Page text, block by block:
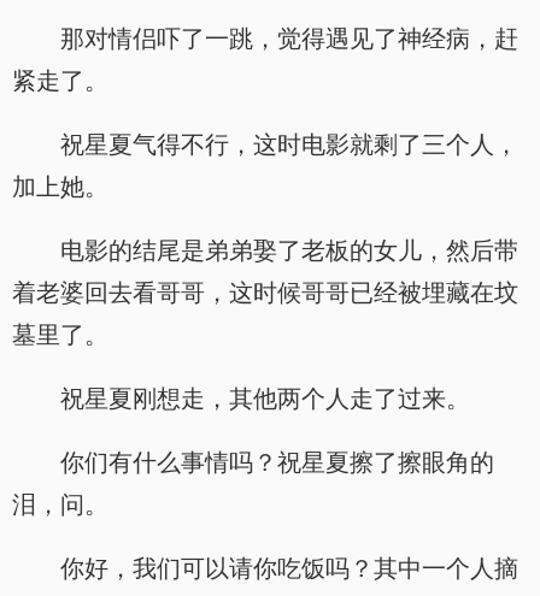
那对情侣吓了一跳，觉得遇见了神经病，赶
紧走了。
祝星夏气得不行，这时电影就剩了三个人，
加上她。
电影的结尾是弟弟娶了老板的女儿，然后带
着老婆回去看哥哥，这时候哥哥已经被埋藏在坟
墓里了。
祝星夏刚想走，其他两个人走了过来。
你们有什么事情吗？祝星夏擦了擦眼角的
泪，问。
你好，我们可以请你吃饭吗？其中一个人摘